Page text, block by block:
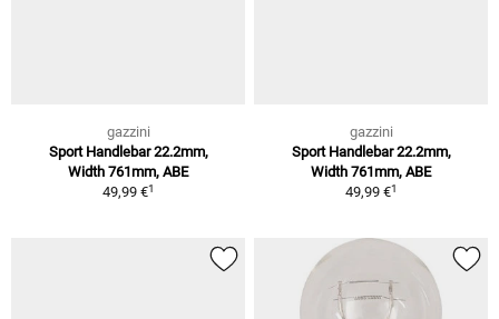
gazzini
Sport Handlebar 22.2mm,
Width 761mm, ABE
49,99 €1
gazzini
Sport Handlebar 22.2mm,
Width 761mm, ABE
49,99 €1